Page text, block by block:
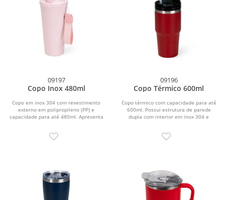
09197
Copo Inox 480ml
Copo em inox 304 com revestimento
externo em polipropileno (PP) e
capacidade para até 480ml. Apresenta
09196
Copo Térmico 600ml
Copo térmico com capacidade para até
600ml. Possui estrutura de parede
dupla com interior em inox 304 e